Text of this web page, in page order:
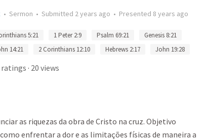
• Sermon • Submitted 2 years ago • Presented 8 years ago
5:21 1 Peter 2:9 Psalm 69:21
Genesis 8:21
14:21 2 Corinthians 12:10 Hebrews 2:17 John 19:28
ratings · 20 views
as riquezas da obra de Cristo na cruz. Objetivo
enfrentar a dor e as limitações físicas de maneira a